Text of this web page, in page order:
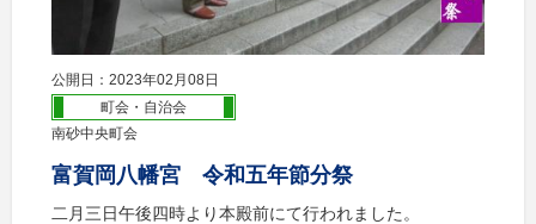
公開日：2023年02月08日
町会・自治会
南砂中央町会
富賀岡八幡宮 令和五年節分祭
二月三日午後四時より本殿前にて行われました。